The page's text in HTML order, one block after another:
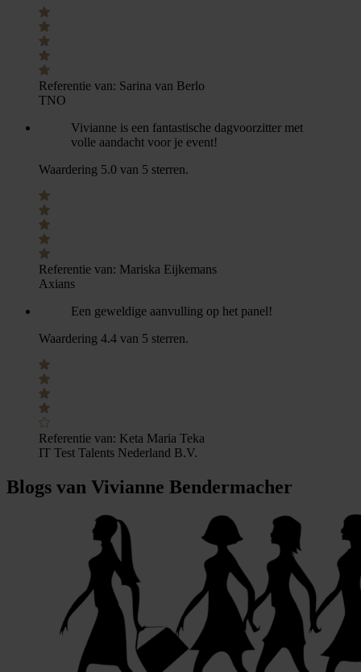
Referentie van: Sarina van Berlo
TNO
Vivianne is een fantastische dagvoorzitter met
volle aandacht voor je event!
Waardering 5.0 van 5 sterren.
Referentie van: Mariska Eijkemans
Axians
Een geweldige aanvulling op het panel!
Waardering 4.4 van 5 sterren.
Referentie van: Keta Maria Teka
IT Test Talents Nederland B.V.
Blogs van Vivianne Bendermacher